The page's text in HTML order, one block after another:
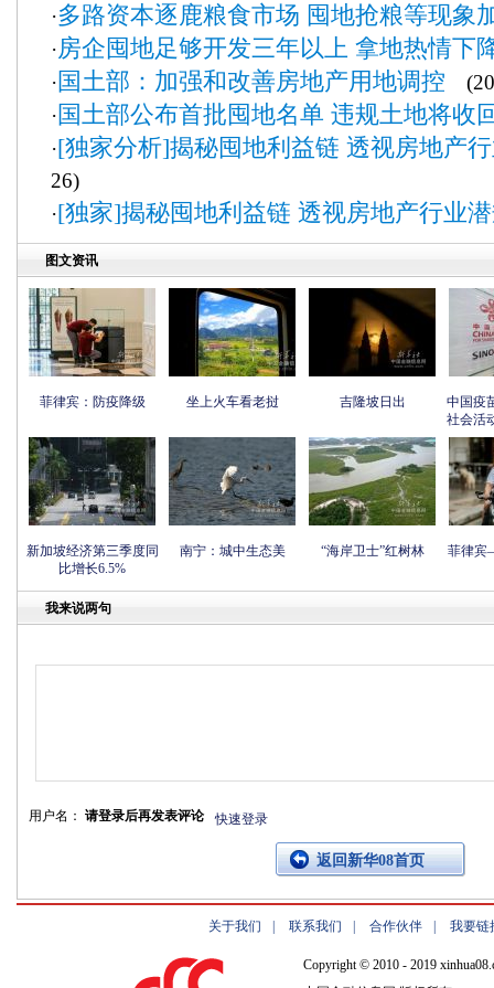
·多路资本逐鹿粮食市场 囤地抢粮等现象
·房企囤地足够开发三年以上 拿地热情下
·国土部：加强和改善房地产用地调控
·国土部公布首批囤地名单 违规土地将收
·[独家分析]揭秘囤地利益链 透视房地产
26)
·[独家]揭秘囤地利益链 透视房地产行业
图文资讯
菲律宾：防疫降级 坐上火车看老挝 吉隆坡日出
中国疫
社会活
新加坡经济第三季度同
比增长6.5%
南宁：城中生态美 “海岸卫士”红树林 菲律宾
我来说两句
用户名： 请登录后再发表评论 快速登录
返回新华08首页
关于我们 联系我们 合作伙伴 我要链
Copyright © 2010 - 2019